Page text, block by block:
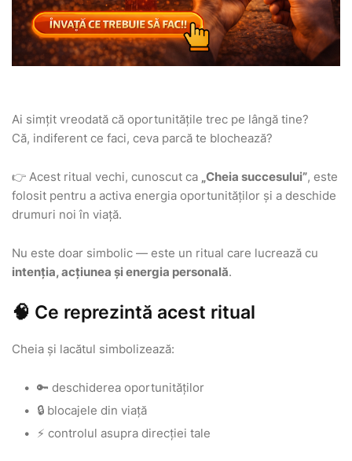
Ai simțit vreodată că oportunitățile trec pe lângă tine?
Că, indiferent ce faci, ceva parcă te blochează?
👉 Acest ritual vechi, cunoscut ca „Cheia succesului”, este
folosit pentru a activa energia oportunităților și a deschide
drumuri noi în viață.
Nu este doar simbolic — este un ritual care lucrează cu
intenția, acțiunea și energia personală.
🧠 Ce reprezintă acest ritual
Cheia și lacătul simbolizează:
🔑 deschiderea oportunităților
🔒 blocajele din viață
⚡ controlul asupra direcției tale